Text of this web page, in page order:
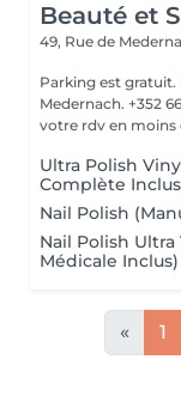
Beauté et
49, Rue de
Parking est
Medernach. +352 661 931 701 Veuillez noter
votre rdv en moins
Ultra Polish
Complète
Nail Polish
Nail Polish
Médicale Inclus)
« 1